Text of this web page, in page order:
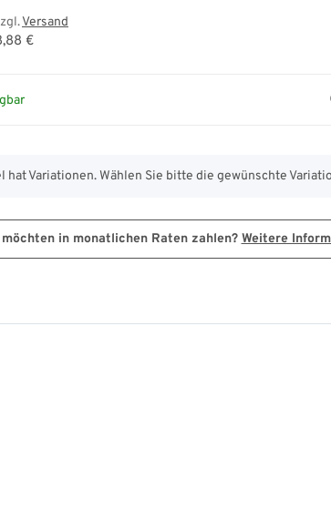
Versand
€
hat Variationen. Wählen Sie bitte die gewünschte
in monatlichen Raten zahlen? Weitere